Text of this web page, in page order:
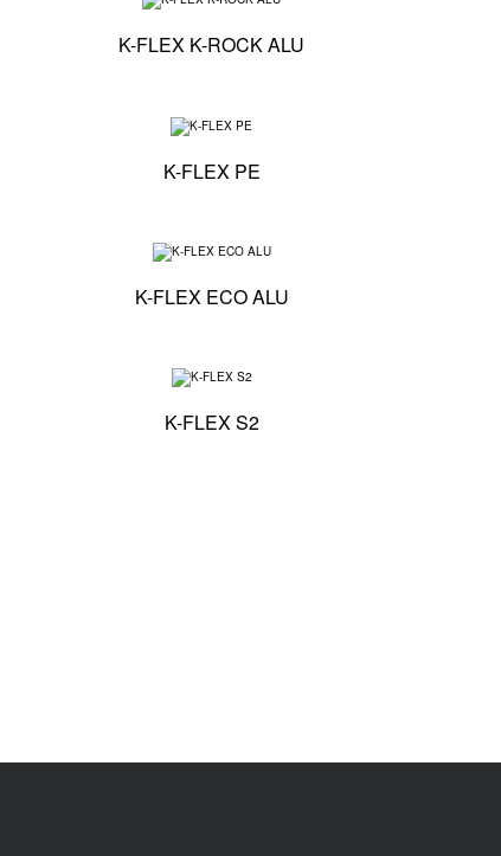
Specyfikacja techniczna - K-FLEX TAŚMA BRZEGOWA
K-FLEX K-ROCK ALU
Specyfikacja techniczna - K-FLEX PE QUADRO
K-FLEX PE
Specyfikacja techniczna - K-FLEX SPLIT
K-FLEX ECO ALU
Specyfikacja techniczna - K-FLEX PE PLUS
K-FLEX S2